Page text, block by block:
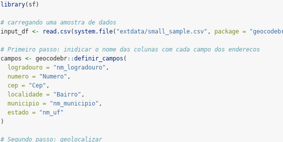
library(sf)
# carregando uma amostra de dados
input_df <- read.csv( system.file( "extdata/small_sample.csv" , package =
# Primeiro passo: inidicar o nome das colunas com cada campo dos enderecos
campos <- geocodebr::definir_campos (
logradouro =
"nm_logradouro" ,
numero =
"Numero" ,
cep =
"Cep" ,
localidade =
"Bairro" ,
municipio =
"nm_municipio" ,
estado =
"nm_uf"
)
# Segundo passo: geolocalizar